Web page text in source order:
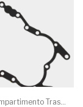
Junta LS Compartimento Traseiro EGQ155